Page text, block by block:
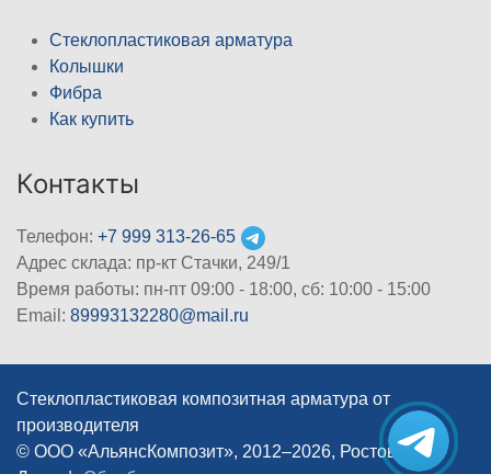
Стеклопластиковая арматура
Колышки
Фибра
Как купить
Контакты
Телефон: +7 999 313-26-65
Адрес склада: пр-кт Стачки, 249/1
Время работы: пн-пт 09:00 - 18:00, cб: 10:00 - 15:00
Email: 89993132280@mail.ru
Стеклопластиковая композитная арматура от
производителя
© ООО «АльянсКомпозит», 2012–2026, Ростов-на-